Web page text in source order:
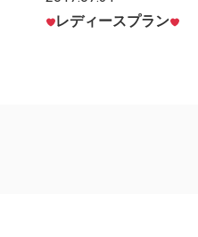
レディースプラン